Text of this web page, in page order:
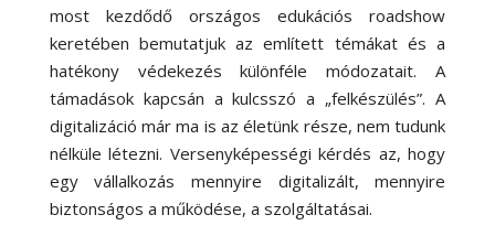
most kezdődő országos edukációs roadshow
keretében bemutatjuk az említett témákat és a
hatékony védekezés különféle módozatait. A
támadások kapcsán a kulcsszó a „felkészülés”. A
digitalizáció már ma is az életünk része, nem tudunk
nélküle létezni. Versenyképességi kérdés az, hogy
egy vállalkozás mennyire digitalizált, mennyire
biztonságos a működése, a szolgáltatásai.